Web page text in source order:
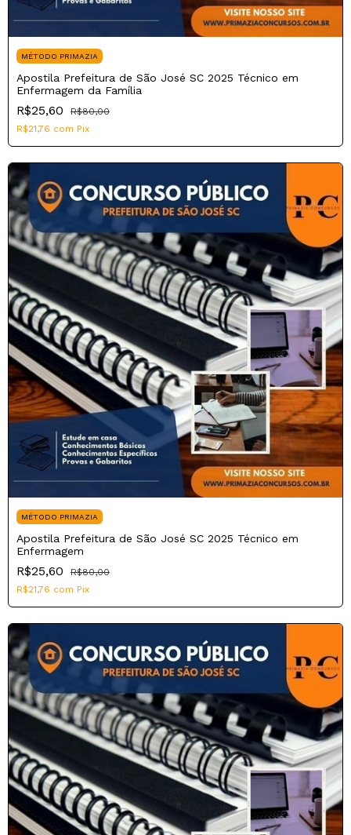
MÉTODO PRIMAZIA
Apostila Prefeitura de São José SC 2025 Técnico em
Enfermagem da Família
R$25,60
R$80,00
R$21,76 com Pix
MÉTODO PRIMAZIA
Apostila Prefeitura de São José SC 2025 Técnico em
Enfermagem
R$25,60
R$80,00
R$21,76 com Pix